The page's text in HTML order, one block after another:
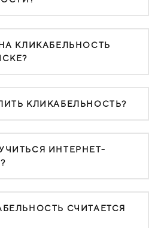
КЛИКАБЕЛЬНОСТЬ
КЛИКАБЕЛЬНОСТЬ?
ИНТЕРНЕТ-
СЧИТАЕТСЯ